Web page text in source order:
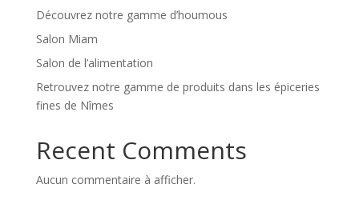
Découvrez notre gamme d’houmous
Salon Miam
Salon de l’alimentation
Retrouvez notre gamme de produits dans les épiceries
fines de Nîmes
Recent Comments
Aucun commentaire à afficher.